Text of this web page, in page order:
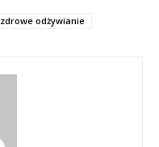
zdrowe odżywianie